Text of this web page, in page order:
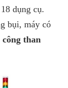
dụng cụ.
bụi, máy có
công than